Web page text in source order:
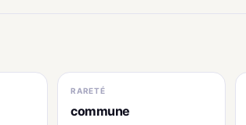
RARETÉ
commune